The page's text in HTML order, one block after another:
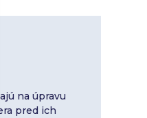
na úpravu
pred ich